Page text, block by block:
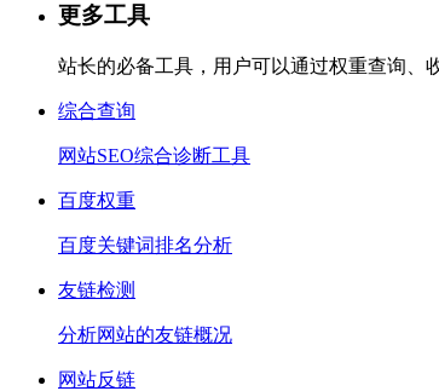
更多工具
站长的必备工具，用户可以通过权重查询、
综合查询
网站SEO综合诊断工具
百度权重
百度关键词排名分析
友链检测
分析网站的友链概况
网站反链